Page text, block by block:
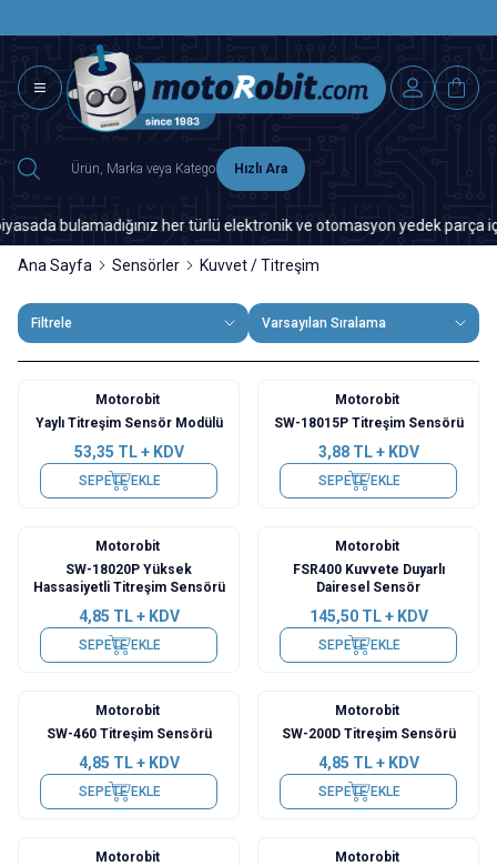
Hızlı Ara
bulamadığınız her türlü elektronik ve otomasyon yedek parça için
Ana Sayfa Sensörler Kuvvet / Titreşim
Filtrele Varsayılan Sıralama
Motorobit
Yaylı Titreşim Sensör Modülü
53,35 TL + KDV
SEPETE EKLE
Motorobit
SW-18015P Titreşim Sensörü
3,88TL + KDV
SEPETE EKLE
Motorobit
SW-18020P Yüksek
Hassasiyetli Titreşim Sensörü
4,85 TL + KDV
SEPETE EKLE
Motorobit
FSR400 Kuvvete Duyarlı
Dairesel Sensör
145,50TL + KDV
SEPETE EKLE
Motorobit
SW-460 Titreşim Sensörü
4,85 TL + KDV
SEPETE EKLE
Motorobit
SW-200D Titreşim Sensörü
4,85 TL + KDV
SEPETE EKLE
Motorobit
Motorobit